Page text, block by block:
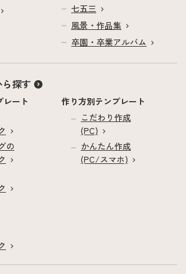
七五三
風景・作品集
卒園・卒業アルバム
探す
レート
の
作り方別テンプレート
こだわり作成
(PC)
かんたん作成
(PC/スマホ)